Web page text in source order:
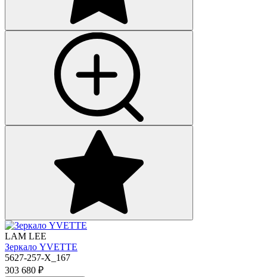
LAM LEE
Зеркало YVETTE
5627-257-X_167
303 680 ₽